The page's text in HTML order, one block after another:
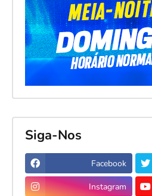
Siga-Nos
Facebook
Instagram